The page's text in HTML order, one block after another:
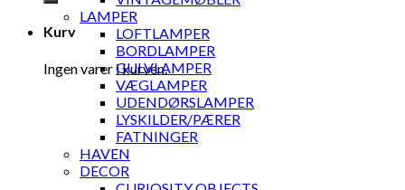
Kurv
Ingen varer i kurven.
LAMPER
LOFTLAMPER
BORDLAMPER
GULVLAMPER
VÆGLAMPER
UDENDØRSLAMPER
LYSKILDER/PÆRER
FATNINGER
HAVEN
DECOR